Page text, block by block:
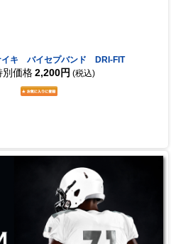
イキ バイセプバンド DRI-FIT
別価格 2,200円 (税込)